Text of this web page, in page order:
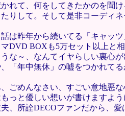
れて、何をしてきたかのを聞
りして。そして是非コーディネ
は昨年から続いてる「キャッ
マDVD BOXも5万セット以上と
な～、なんてイヤらしい裏心
「年中無休」の嘘をつかれて
ごめんなさい、すごい意地悪
っと優しい想いが書けますよ
、所詮DECOファンだから、愛